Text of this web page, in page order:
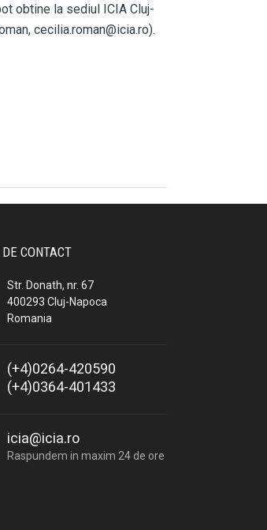
obtine la sediul ICIA Cluj-
cecilia.roman@icia.ro).
CONTACT
Str. Donath, nr. 67
400293 Cluj-Napoca
Romania
(+4)0264-420590
(+4)0364-401433
icia@icia.ro
Raspundem in maxim 24 de ore